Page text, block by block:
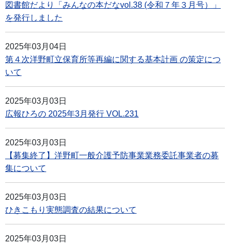
図書館だより「みんなの本だなvol.38 (令和７年３月号）」
を発行しました
2025年03月04日
第４次洋野町立保育所等再編に関する基本計画 の策定につ
いて
2025年03月03日
広報ひろの 2025年3月発行 VOL.231
2025年03月03日
【募集終了】洋野町一般介護予防事業業務委託事業者の募
集について
2025年03月03日
ひきこもり実態調査の結果について
2025年03月03日